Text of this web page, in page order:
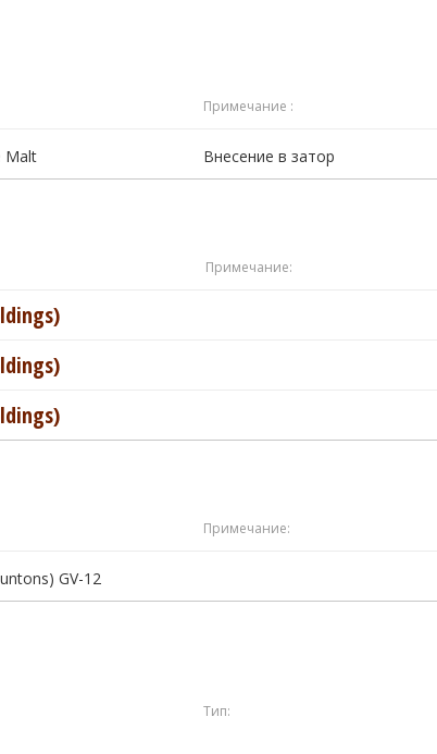
Примечание :
Malt Внесение в затор
Примечание:
Примечание:
GV-12
Тип: